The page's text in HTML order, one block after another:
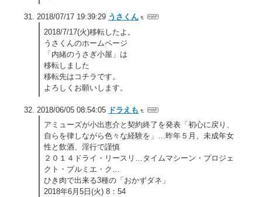
2018/07/17 19:39:29 うさくん
2018/7/17(火)移転したよ。
うさくんのホームページ
「内緒のうさぎ小屋」は
移転しました
移転先はコチラです。
よろしくお願いします。
2018/06/05 08:54:05 ドラえも
アミューズが小出恵介と契約終了を発表「初心に戻り、
自らを律しながら色々な経験を」…昨年５月、未成年女
性と飲酒、淫行で謹慎
２０１４ドライ・リースリ…タイムマシーン・プロジェ
クト・プルミエ・ク…
ひき肉で出来る3種の「おかずダネ」
2018年6月5日(火) 8：54